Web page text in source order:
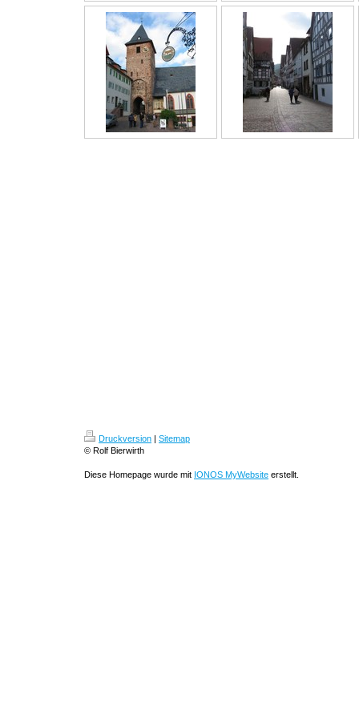
Druckversion | Sitemap
© Rolf Bierwirth
Diese Homepage wurde mit IONOS MyWebsite erstellt.